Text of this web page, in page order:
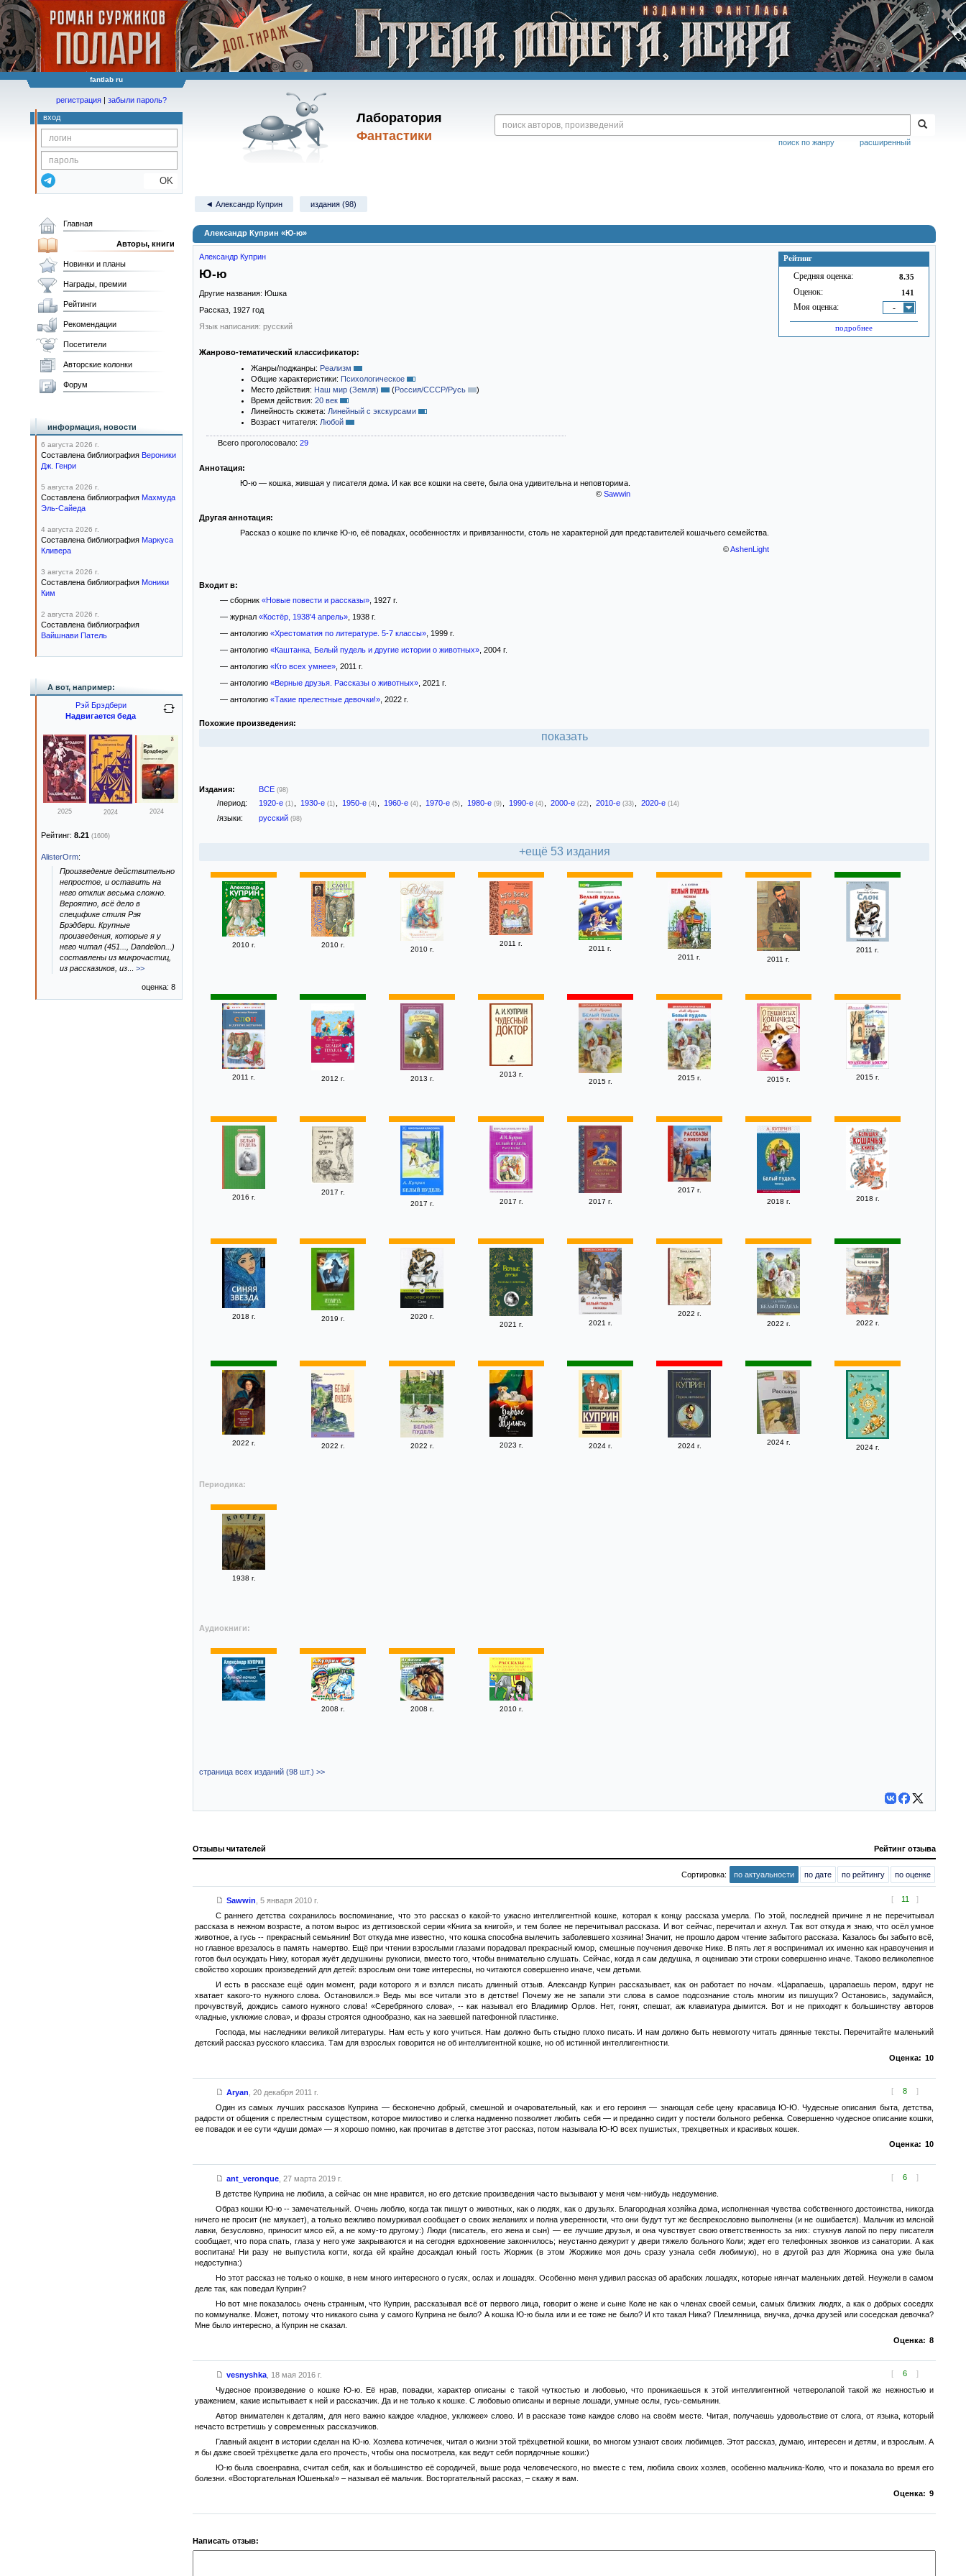
fantlab ru
Лаборатория
Фантастики
расширенный
поиск по жанру
регистрация | забыли пароль?
вход
OK
◄ Александр Куприн издания (98)
Александр Куприн «Ю-ю»
Рейтинг
Средняя оценка: 8.35
Оценок: 141
Моя оценка: -
подробнее
Александр Куприн
Ю-ю
Другие названия: Юшка
Рассказ, 1927 год
Язык написания: русский
Жанрово-тематический классификатор:
Жанры/поджанры: Реализм
Общие характеристики: Психологическое
Место действия: Наш мир (Земля) (Россия/СССР/Русь
)
Время действия: 20 век
Линейность сюжета: Линейный с экскурсами
Возраст читателя: Любой
Всего проголосовало: 29
Аннотация:
Ю-ю — кошка, жившая у писателя дома. И как все кошки на свете, была она удивительна и неповторима.
© Sawwin
Другая аннотация:
Рассказ о кошке по кличке Ю-ю, её повадках, особенностях и привязанности, столь не характерной для представителей кошачьего семейства.
©AshenLight
Входит в:
— сборник «Новые повести и рассказы», 1927 г.
— журнал «Костёр, 1938'4 апрель», 1938 г.
— антологию «Хрестоматия по литературе. 5-7 классы», 1999 г.
— антологию «Каштанка, Белый пудель и другие истории о животных», 2004 г.
— антологию «Кто всех умнее», 2011 г.
— антологию «Верные друзья. Рассказы о животных», 2021 г.
— антологию «Такие прелестные девочки!», 2022 г.
Похожие произведения:
показать
Издания: ВСЕ (98)
/период: 1920-е (1) 1930-е (1) 1950-е (4) 1960-е (4) 1970-е (5) 1980-е (9) 1990-е (4) 2000-е (22) 2010-е (33) 2020-е (14)
/языки: русский (98)
+ещё 53 издания
2010 г. 2010 г.
2010 г.
2011 г.
2011 г.
2011 г.
2011 г.
2011 г.
2011 г. 2012 г. 2013 г.
2013 г.
2015 г.
2015 г. 2015 г. 2015 г.
2016 г.
2017 г.
2017 г.
2017 г. 2017 г.
2017 г.
2018 г.
2018 г.
2018 г. 2019 г.
2020 г.
2021 г.
2021 г.
2022 г.
2022 г.
2022 г.
2022 г. 2022 г. 2022 г. 2023 г. 2024 г. 2024 г. 2024 г.
2024 г.
Периодика:
1938 г.
Аудиокниги:
2008 г. 2008 г. 2010 г.
страница всех изданий (98 шт.) >>
Отзывы читателей Рейтинг отзыва
Сортировка: по актуальности по дате по рейтингу по оценке
[ 11 ]
Sawwin 5 января 2010 г.
С раннего детства сохранилось воспоминание, что это рассказ о какой-то ужасно интеллигентной кошке, которая к концу рассказа умерла. По этой, последней причине я не перечитывал
рассказа в нежном возрасте, а потом вырос из детгизовской серии «Книга за книгой», и тем более не перечитывал рассказа. И вот сейчас, перечитал и ахнул. Так вот откуда я знаю, что осёл умное
животное, а гусь -- прекрасный семьянин! Вот откуда мне известно, что кошка способна вылечить заболевшего хозяина! Значит, не прошло даром чтение забытого рассказа. Казалось бы забыто всё,
но главное врезалось в память намертво. Ещё при чтении взрослыми глазами порадовал прекрасный юмор, смешные поучения девочке Нике. В пять лет я воспринимал их именно как нравоучения и
готов был осуждать Нику, которая жуёт дедушкины рукописи, вместо того, чтобы внимательно слушать. Сейчас, когда я сам дедушка, я оцениваю эти строки совершенно иначе. Таково великолепное
свойство хороших произведений для детей: взрослым они тоже интересны, но читаются совершенно иначе, чем детьми.
И есть в рассказе ещё один момент, ради которого я и взялся писать длинный отзыв. Александр Куприн рассказывает, как он работает по ночам. «Царапаешь, царапаешь пером, вдруг не
хватает какого-то нужного слова. Остановился.» Ведь мы все читали это в детстве! Почему же не запали эти слова в самое подсознание столь многим из пишущих? Остановись, задумайся,
прочувствуй, дождись самого нужного слова! «Серебряного слова», -- как называл его Владимир Орлов. Нет, гонят, спешат, аж клавиатура дымится. Вот и не приходят к большинству авторов
«ладные, уклюжие слова», и фразы строятся однообразно, как на заевшей патефонной пластинке.
Господа, мы наследники великой литературы. Нам есть у кого учиться. Нам должно быть стыдно плохо писать. И нам должно быть невмоготу читать дрянные тексты. Перечитайте маленький
детский рассказ русского классика. Там для взрослых говорится не об интеллигентной кошке, но об истинной интеллигентности.
Оценка: 10
[ 8 ]
Aryan 20 декабря 2011 г.
Один из самых лучших рассказов Куприна — бесконечно добрый, смешной и очаровательный, как и его героиня — знающая себе цену красавица Ю-Ю. Чудесные описания быта, детства,
радости от общения с прелестным существом, которое милостиво и слегка надменно позволяет любить себя — и преданно сидит у постели больного ребенка. Совершенно чудесное описание кошки,
ее повадок и ее сути «души дома» — я хорошо помню, как прочитав в детстве этот рассказ, потом называла Ю-Ю всех пушистых, трехцветных и красивых кошек.
Оценка: 10
[ 6 ]
ant_veronque, 27 марта 2019 г.
В детстве Куприна не любила, а сейчас он мне нравится, но его детские произведения часто вызывают у меня чем-нибудь недоумение.
Образ кошки Ю-ю -- замечательный. Очень люблю, когда так пишут о животных, как о людях, как о друзьях. Благородная хозяйка дома, исполненная чувства собственного достоинства, никогда
ничего не просит (не мяукает), а только вежливо помуркивая сообщает о своих желаниях и полна уверенности, что они будут тут же беспрекословно выполнены (и не ошибается). Мальчик из мясной
лавки, безусловно, приносит мясо ей, а не кому-то другому:) Люди (писатель, его жена и сын) — ее лучшие друзья, и она чувствует свою ответственность за них: стукнув лапой по перу писателя
сообщает, что пора спать, глаза у него уже закрываются и на сегодня вдохновение закончилось; неустанно дежурит у двери тяжело больного Коли; ждет его телефонных звонков из санатории. А как
воспитана! Ни разу не выпустила когти, когда ей крайне досаждал юный гость Жоржик (в этом Жоржике моя дочь сразу узнала себя любимую), но в другой раз для Жоржика она уже была
недоступна:)
Но этот рассказ не только о кошке, в нем много интересного о гусях, ослах и лошадях. Особенно меня удивил рассказ об арабских лошадях, которые нянчат маленьких детей. Неужели в самом
деле так, как поведал Куприн?
Но вот мне показалось очень странным, что Куприн, рассказывая всё от первого лица, говорит о жене и сыне Коле не как о членах своей семьи, самых близких людях, а как о добрых соседях
по коммуналке. Может, потому что никакого сына у самого Куприна не было? А кошка Ю-ю была или и ее тоже не было? И кто такая Ника? Племянница, внучка, дочка друзей или соседская девочка?
Мне было интересно, а Куприн не сказал.
Оценка: 8
[ 6 ]
vesnyshka, 18 мая 2016 г.
Чудесное произведение о кошке Ю-ю. Её нрав, повадки, характер описаны с такой чуткостью и любовью, что проникаешься к этой интеллигентной четверолапой такой же нежностью и
уважением, какие испытывает к ней и рассказчик. Да и не только к кошке. С любовью описаны и верные лошади, умные ослы, гусь-семьянин.
Автор внимателен к деталям, для него важно каждое «ладное, уклюжее» слово. И в рассказе тоже каждое слово на своём месте. Читая, получаешь удовольствие от слога, от языка, который
нечасто встретишь у современных рассказчиков.
Главный акцент в истории сделан на Ю-ю. Хозяева котичечек, читая о жизни этой трёхцветной кошки, во многом узнают своих любимцев. Этот рассказ, думаю, интересен и детям, и взрослым. А
я бы даже своей трёхцветке дала его прочесть, чтобы она посмотрела, как ведут себя порядочные кошки:)
Ю-ю была своенравна, считая себя, как и большинство её сородичей, выше рода человеческого, но вместе с тем, любила своих хозяев, особенно мальчика-Колю, что и показала во время его
болезни. «Восторгательная Юшенька!» – называл её мальчик. Восторгательный рассказ, – скажу я вам.
Оценка: 9
Написать отзыв:
Главная
Авторы, книги
Новинки и планы
Награды, премии
Рейтинги
Рекомендации
Посетители
Авторские колонки
Форум
информация, новости
6 августа 2026 г.
Составлена библиография Вероники
Дж. Генри
5 августа 2026 г.
Составлена библиография Махмуда
Эль-Сайеда
4 августа 2026 г.
Составлена библиография Маркуса
Кливера
3 августа 2026 г.
Составлена библиография Моники
Ким
2 августа 2026 г.
Составлена библиография
Вайшнави Патель
А вот, например:
Рэй Брэдбери
Надвигается беда
2025 2024 2024
Рейтинг: 8.21 (1606)
AlisterOrm:
Произведение действительно
непростое, и оставить на
него отклик весьма сложно.
Вероятно, всё дело в
специфике стиля Рэя
Брэдбери. Крупные
произведения, которые я у
него читал (451..., Dandelion...)
составлены из микрочастиц,
из рассказиков, из
>>
оценка: 8